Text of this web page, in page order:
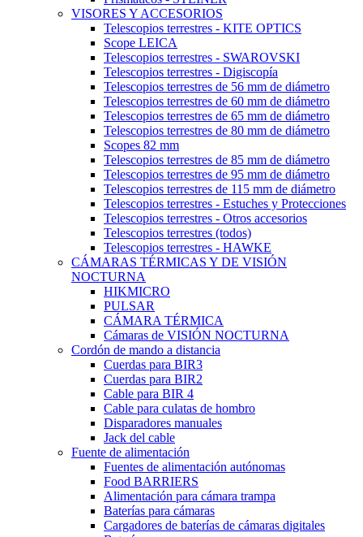
VISORES Y ACCESORIOS
Telescopios terrestres - KITE OPTICS
Scope LEICA
Telescopios terrestres - SWAROVSKI
Telescopios terrestres - Digiscopía
Telescopios terrestres de 56 mm de diámetro
Telescopios terrestres de 60 mm de diámetro
Telescopios terrestres de 65 mm de diámetro
Telescopios terrestres de 80 mm de diámetro
Scopes 82 mm
Telescopios terrestres de 85 mm de diámetro
Telescopios terrestres de 95 mm de diámetro
Telescopios terrestres de 115 mm de diámetro
Telescopios terrestres - Estuches y Protecciones
Telescopios terrestres - Otros accesorios
Telescopios terrestres (todos)
Telescopios terrestres - HAWKE
CÁMARAS TÉRMICAS Y DE VISIÓN
NOCTURNA
HIKMICRO
PULSAR
CÁMARA TÉRMICA
Cámaras de VISIÓN NOCTURNA
Cordón de mando a distancia
Cuerdas para BIR3
Cuerdas para BIR2
Cable para BIR 4
Cable para culatas de hombro
Disparadores manuales
Jack del cable
Fuente de alimentación
Fuentes de alimentación autónomas
Food BARRIERS
Alimentación para cámara trampa
Baterías para cámaras
Cargadores de baterías de cámaras digitales